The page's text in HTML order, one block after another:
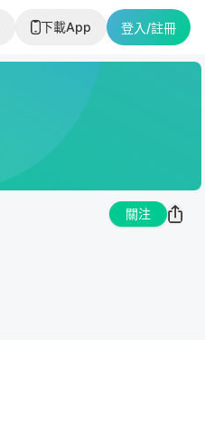
下載App 登入/註冊
關注